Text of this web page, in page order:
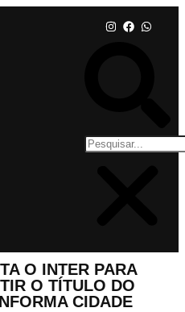
O INTER PARA
O TÍTULO DO
CIDADE